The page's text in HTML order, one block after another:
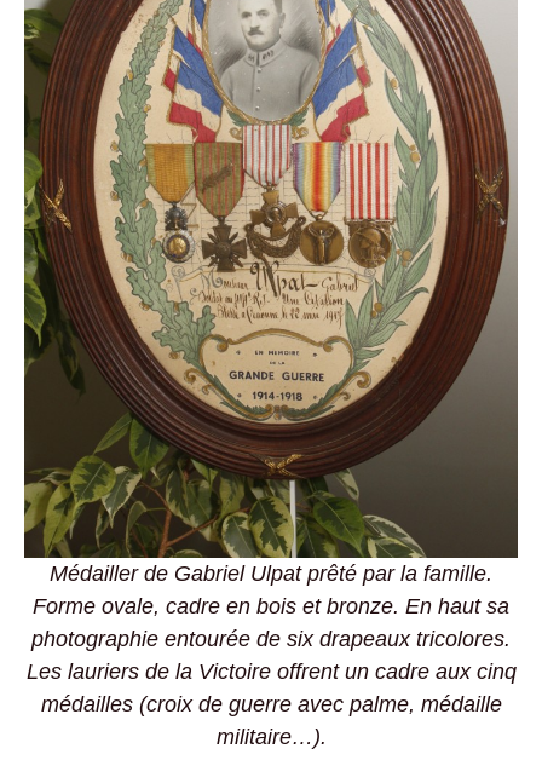
Médailler de Gabriel Ulpat prêté par la famille.
Forme ovale, cadre en bois et bronze. En haut sa
photographie entourée de six drapeaux tricolores.
Les lauriers de la Victoire offrent un cadre aux cinq
médailles (croix de guerre avec palme, médaille
militaire…).